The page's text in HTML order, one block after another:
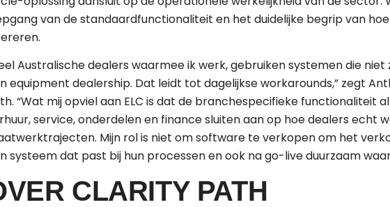
van de standaardfunctionaliteit en het duidelijke begrip van
Australische dealers waarmee ik werk, gebruiken systemen die
equipment dealership. Dat leidt tot dagelijkse workarounds,” zegt
“Wat mij opviel aan ELC is dat de branchespecifieke functionaliteit
service, onderdelen en finance sluiten aan op hoe dealers echt
Mijn rol is niet om software te verkopen om het
systeem dat past bij hun processen en ook na go-live duurzaam
CLARITY PATH